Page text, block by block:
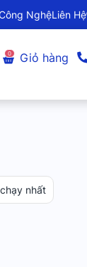
NghệLiên Hệ
0 Giỏ hàng
nhất